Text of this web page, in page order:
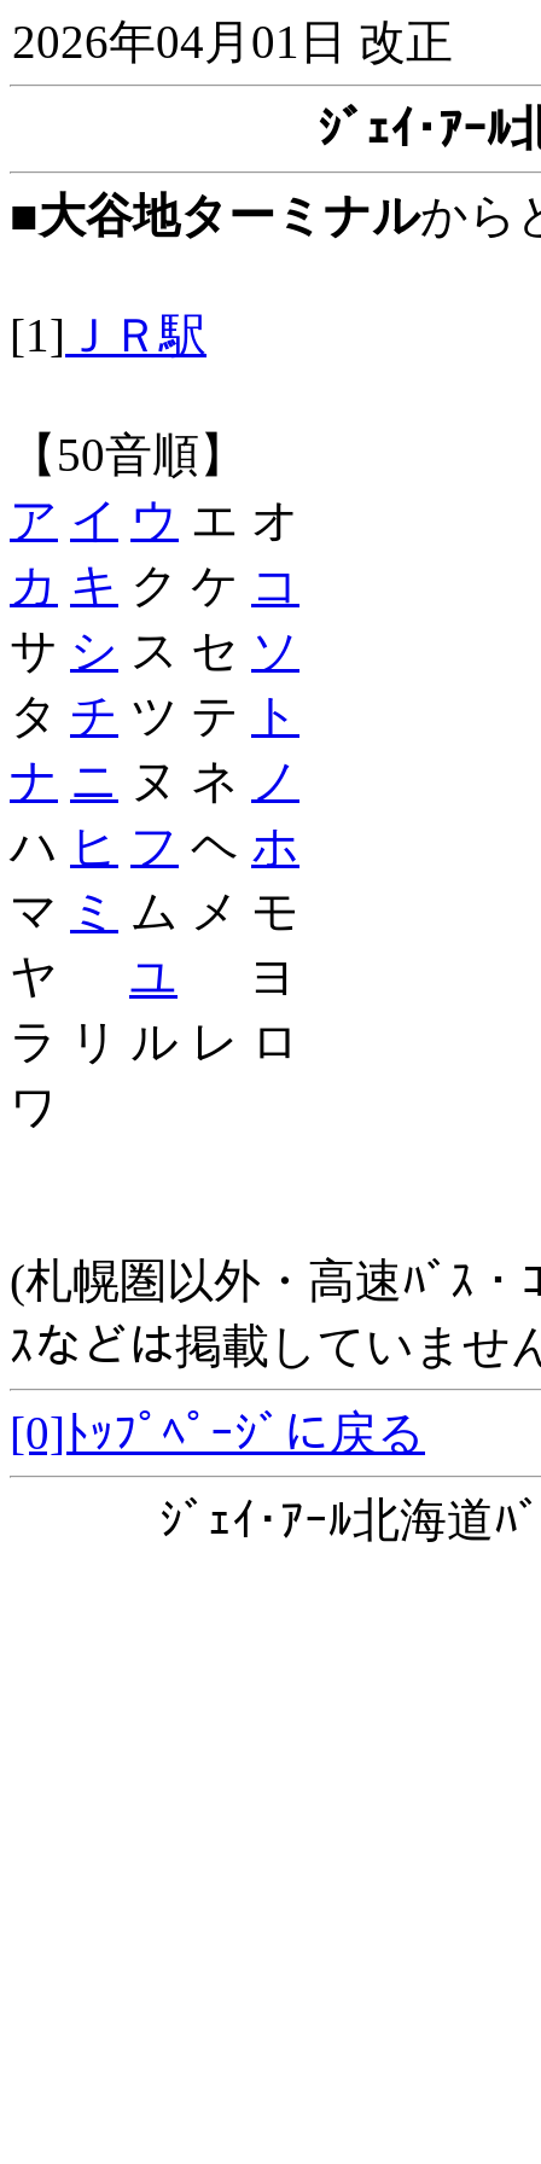
2026年04月01日 改正
ｼﾞｪｲ･ｱｰﾙ
■大谷地ターミナルから
[1] ＪＲ駅
【50音順】
ア イ ウ エ オ
カ キ ク ケ コ
サ シ ス セ ソ
タ チ ツ テ
ト
ナ ニ ヌ ネ ノ
ハ ヒ フ ヘ ホ
マ ミ ム メ モ
ヤ ユ ヨ
ラ リ ル レ ロ
ワ
(札幌圏以外・高速ﾊﾞｽ・
ｽなどは掲載していませ
[0]ﾄｯﾌﾟﾍﾟｰｼﾞに戻る
ｼﾞｪｲ･ｱｰﾙ北海道